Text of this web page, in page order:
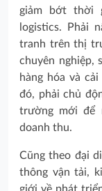
giảm bớt thời
logistics. Phải
tranh trên thị
chuyên nghiệp,
hàng hóa và
đó, phải chủ
trường mới để
doanh thu.
Cũng theo đại
thông vận tải,